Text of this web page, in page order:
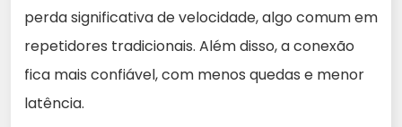
perda significativa de velocidade, algo comum em
repetidores tradicionais. Além disso, a conexão
fica mais confiável, com menos quedas e menor
latência.